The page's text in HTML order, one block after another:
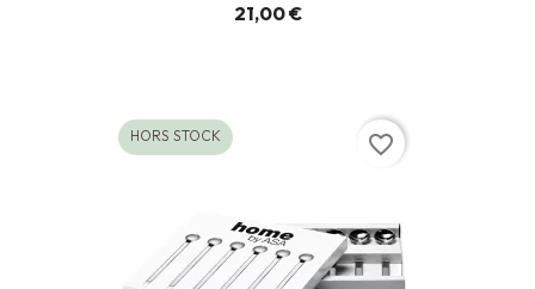
21,00 €
HORS STOCK favorite_border